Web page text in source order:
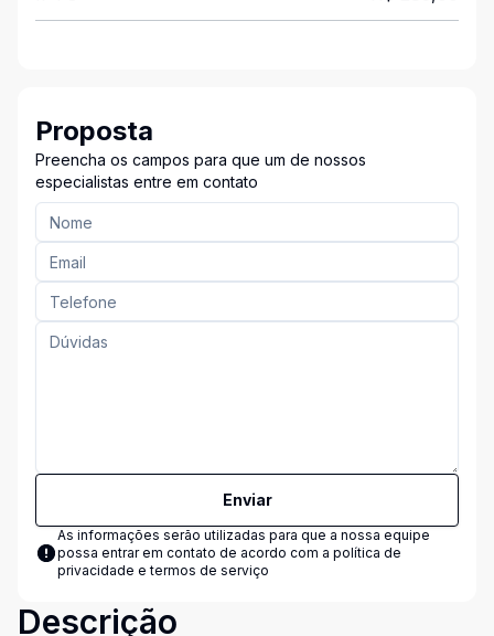
Proposta
Preencha os campos para que um de nossos
especialistas entre em contato
Enviar
As informações serão utilizadas para que a nossa equipe
possa entrar em contato de acordo com a política de
privacidade e termos de serviço
Descrição